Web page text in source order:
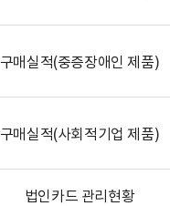
구매실적(중증장애인 제품)
구매실적(사회적기업 제품)
법인카드 관리현황